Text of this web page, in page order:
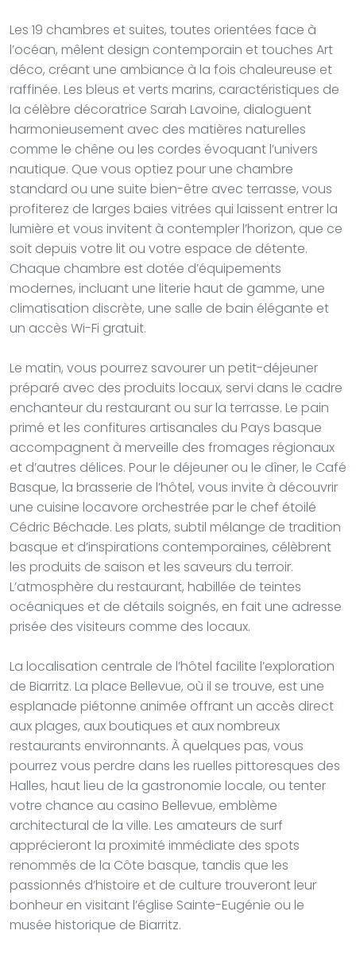
Les 19 chambres et suites, toutes orientées face à
l’océan, mêlent design contemporain et touches Art
déco, créant une ambiance à la fois chaleureuse et
raffinée. Les bleus et verts marins, caractéristiques de
la célèbre décoratrice Sarah Lavoine, dialoguent
harmonieusement avec des matières naturelles
comme le chêne ou les cordes évoquant l’univers
nautique. Que vous optiez pour une chambre
standard ou une suite bien-être avec terrasse, vous
profiterez de larges baies vitrées qui laissent entrer la
lumière et vous invitent à contempler l’horizon, que ce
soit depuis votre lit ou votre espace de détente.
Chaque chambre est dotée d’équipements
modernes, incluant une literie haut de gamme, une
climatisation discrète, une salle de bain élégante et
un accès Wi-Fi gratuit.
Le matin, vous pourrez savourer un petit-déjeuner
préparé avec des produits locaux, servi dans le cadre
enchanteur du restaurant ou sur la terrasse. Le pain
primé et les confitures artisanales du Pays basque
accompagnent à merveille des fromages régionaux
et d’autres délices. Pour le déjeuner ou le dîner, le Café
Basque, la brasserie de l’hôtel, vous invite à découvrir
une cuisine locavore orchestrée par le chef étoilé
Cédric Béchade. Les plats, subtil mélange de tradition
basque et d’inspirations contemporaines, célèbrent
les produits de saison et les saveurs du terroir.
L’atmosphère du restaurant, habillée de teintes
océaniques et de détails soignés, en fait une adresse
prisée des visiteurs comme des locaux.
La localisation centrale de l’hôtel facilite l’exploration
de Biarritz. La place Bellevue, où il se trouve, est une
esplanade piétonne animée offrant un accès direct
aux plages, aux boutiques et aux nombreux
restaurants environnants. À quelques pas, vous
pourrez vous perdre dans les ruelles pittoresques des
Halles, haut lieu de la gastronomie locale, ou tenter
votre chance au casino Bellevue, emblème
architectural de la ville. Les amateurs de surf
apprécieront la proximité immédiate des spots
renommés de la Côte basque, tandis que les
passionnés d’histoire et de culture trouveront leur
bonheur en visitant l’église Sainte-Eugénie ou le
musée historique de Biarritz.